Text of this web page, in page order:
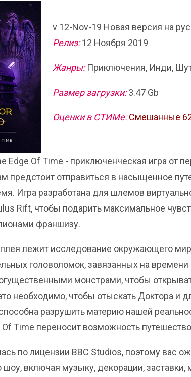
v 12-Nov-19 Новая версия на
Релиз:12 Ноября 2019
Жанры:Приключения, Инди,
Размер загрузки:3.47 Gb
Оценки в СТИМе: Смешанные
Edge Of Time - приключенческая игра от
предстоит отправиться в насыщенное
Игра разработана для шлемов
Rift, чтобы подарить максимальное
франшизу.
лежит исследование окружающего
головоломок, завязанных на
монстрами, чтобы
необходимо, чтобы отыскать Доктора и
разрушить материю нашей
Of Time переносит возможность
по лицензии BBC Studios, поэтому вас
шоу, включая музыку, декорации,